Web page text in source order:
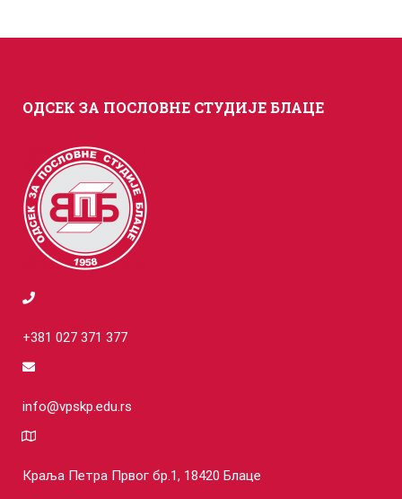
ОДСЕК ЗА ПОСЛОВНЕ СТУДИЈЕ БЛАЦЕ
+381 027 371 377
info@vpskp.edu.rs
Краља Петра Првог бр.1, 18420 Блаце